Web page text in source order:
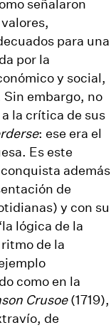
para una
por la
y social,
embargo, no
la crítica de sus
: ese era el
Es este
además
de
y con su
lógica de la
de la
como en la
Crusoe(1719),
de